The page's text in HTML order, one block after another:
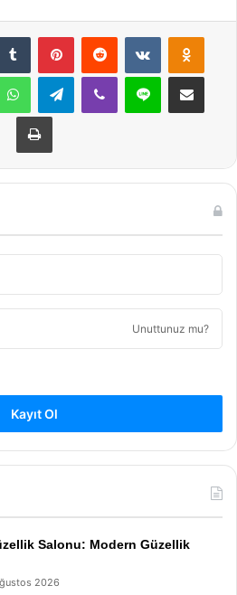
Tumblr PinterestReddit VKontakte
WhatsAppTelegramViber Line E-Posta ile
Yazdır
Unuttunuz mu?
Kayıt Ol
Salonu: Modern Güzellik
2026